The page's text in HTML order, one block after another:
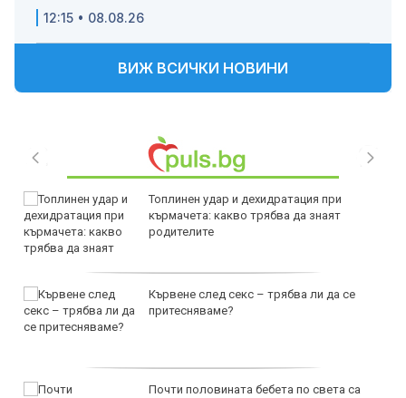
12:15 • 08.08.26
ВИЖ ВСИЧКИ НОВИНИ
Топлинен удар и дехидратация при
кърмачета: какво трябва да знаят
родителите
Кървене след секс – трябва ли да се
притесняваме?
Почти половината бебета по света са